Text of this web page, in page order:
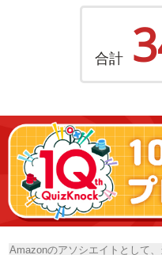
合計
Amazonのアソシエイトとして